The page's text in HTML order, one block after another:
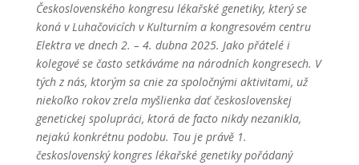
Československého kongresu lékařské genetiky, který se
koná v Luhačovicích v Kulturním a kongresovém centru
Elektra ve dnech 2. – 4. dubna 2025. Jako přátelé i
kolegové se často setkáváme na národních kongresech. V
tých z nás, ktorým sa cnie za spoločnými aktivitami, už
niekoľko rokov zrela myšlienka dať československej
genetickej spolupráci, ktorá de facto nikdy nezanikla,
nejakú konkrétnu podobu. Tou je právě 1.
československý kongres lékařské genetiky pořádaný